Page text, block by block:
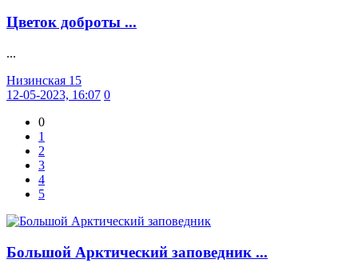
Цветок доброты ...
...
Низинская 15
12-05-2023, 16:07 0
0
1
2
3
4
5
Большой Арктический заповедник ...